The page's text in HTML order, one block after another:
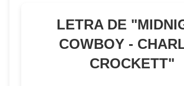
LETRA DE "
COWBOY -
CROCKETT"